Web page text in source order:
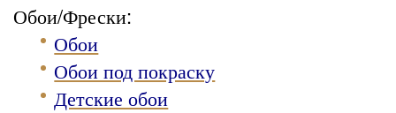
Обои/Фрески:
Обои
Обои под покраску
Детские обои